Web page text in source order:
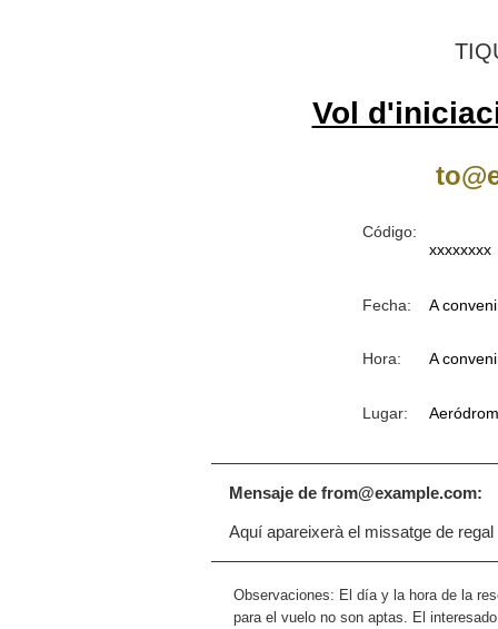
Vol
Código:
xxxxxxxx
Fecha: A
Hora: A
Lugar:
Mensaje de from@example.com:
Aquí apareixerà el missatge de
Observaciones: El día y la hora de la
para el vuelo no son aptas. El